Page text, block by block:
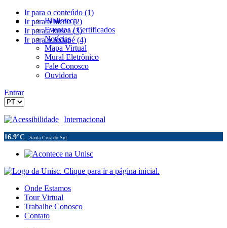
Ir para o conteúdo (1)
Ir para o menu (2)
Ir para a busca (3)
Ir para o rodapé (4)
Biblioteca
Eventos / Certificados
Notícias
Mapa Virtual
Mural Eletrônico
Fale Conosco
Ouvidoria
Entrar
Acessibilidade Internacional
16.9°C Santa Cruz do Sul
Onde Estamos
Tour Virtual
Trabalhe Conosco
Contato